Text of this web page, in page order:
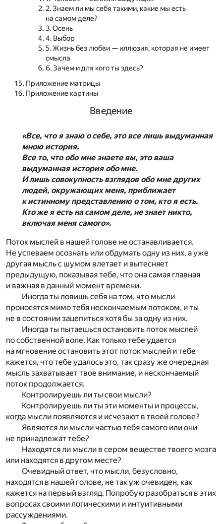
2. Знаем ли мы себя такими, какие мы есть
на самом деле?
3. Осень
4. Выбор
5. Жизнь без любви — иллюзия, которая не имеет
смысла
6. Зачем и для кого ты здесь?
Приложение матрицы
Приложение картины
Введение
«Все, что я знаю о себе, это все лишь выдуманная
мною история.
Все то, что обо мне знаете вы, это ваша
выдуманная история обо мне.
И лишь совокупность взглядов обо мне других
людей, окружающих меня, приближает
к истинному представлению о том, кто я есть.
Кто же я есть на самом деле, не знает никто,
включая меня самого».
Поток мыслей в нашей голове не останавливается.
Не успеваем осознать или обдумать одну из них, а уже
другая мысль с шумом влетает и вытесняет
предыдущую, показывая тебе, что она самая главная
и важная в данный момент времени.
Иногда ты ловишь себя на том, что мысли
проносятся мимо тебя нескончаемым потоком, и ты
не в состоянии зацепиться хотя бы за одну из них.
Иногда ты пытаешься остановить поток мыслей
по собственной воле. Как только тебе удается
на мгновение остановить этот поток мыслей и тебе
кажется, что тебе удалось это, так сразу же очередная
мысль захватывает твое внимание, и нескончаемый
поток продолжается.
Контролируешь ли ты свои мысли?
Контролируешь ли ты эти моменты и процессы,
когда мысли появляются и исчезают в твоей голове?
Являются ли мысли частью тебя самого или они
не принадлежат тебе?
Находятся ли мысли в сером веществе твоего мозга
или находятся в другом месте?
Очевидный ответ, что мысли, безусловно,
находятся в нашей голове, не так уж очевиден, как
кажется на первый взгляд. Попробую разобраться в этих
вопросах своими логическими и интуитивными
рассуждениями.